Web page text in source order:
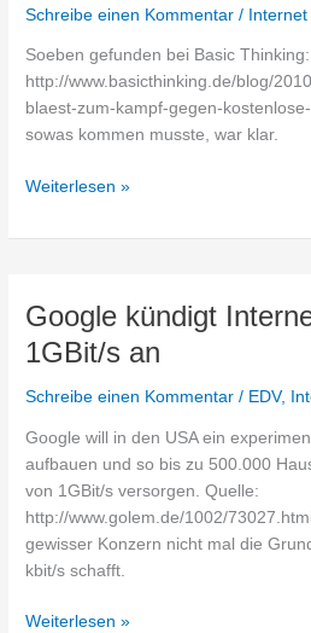
Schreibe einen Kommentar / Internet
Soeben gefunden bei Basic Thinking:
http://www.basicthinking.de/blog/
blaest-zum-kampf-gegen-
sowas kommen musste, war klar.
Warner
gegen
Weiterlesen »
Google kündigt
1GBit/s an
Schreibe einen Kommentar / EDV,
Google will in den USA ein
aufbauen und so bis zu 500.000
von 1GBit/s versorgen. Quelle:
http://www.golem.de/1002/
gewisser Konzern nicht mal die
kbit/s schafft.
Google
Weiterlesen »